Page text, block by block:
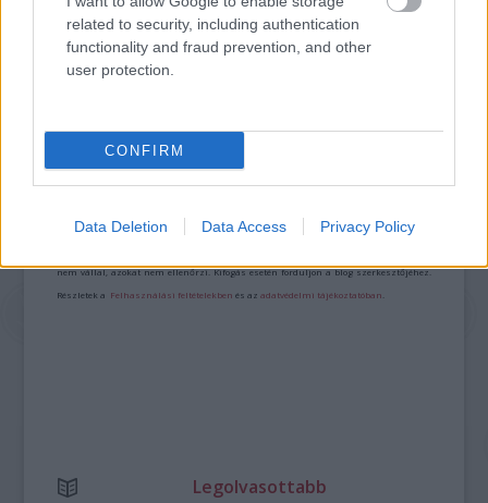
related to security, including authentication
functionality and fraud prevention, and other
user protection.
CONFIRM
Data Deletion Data Access Privacy Policy
TERMÉSZETFELETTI ERŐK ÉS ELFELEDETT
TITKOK: ITT A SHELBY OAKS – A GONOSZ
NYOMÁBAN MAGYAR ELŐZETESE
A bejegyzés trackback címe:
A hozzászólások avonatkozó jogszabályokértelmében felhasználói tartalomnak
nem vállal, azokat nem ellenőrzi. Kifogás esetén forduljon a blog szerkesztőjéhez.
Részletek a Felhasználási feltételekben és azadatvédelmi tájékoztatóban
Legolvasottabb